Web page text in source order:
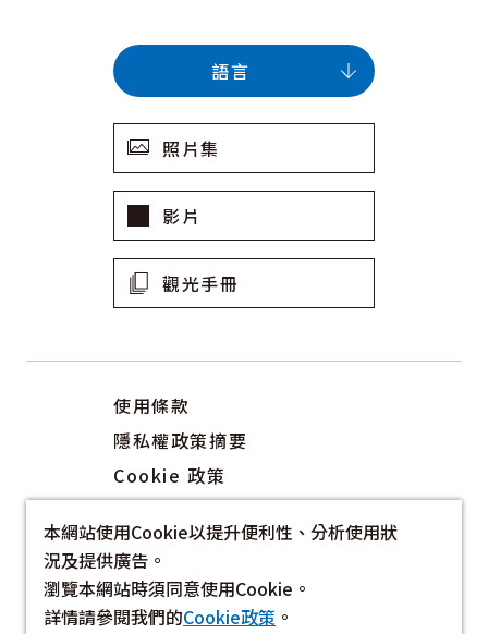
照片集
影片
觀光手冊
使用條款
隱私權政策摘要
Cookie 政策
連結
語言
©2022-2026 Hokkaido Tourism Organization
本網站使用Cookie以提升便利性、分析使用狀
況及提供廣告。
瀏覽本網站時須同意使用Cookie。
詳情請參閱我們的Cookie政策 。